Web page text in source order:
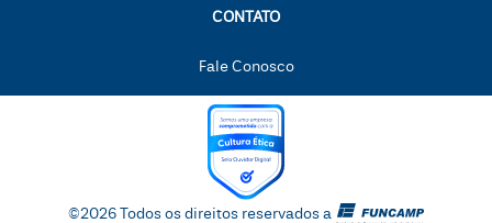
CONTATO
Fale Conosco
©2026 Todos os direitos reservados a